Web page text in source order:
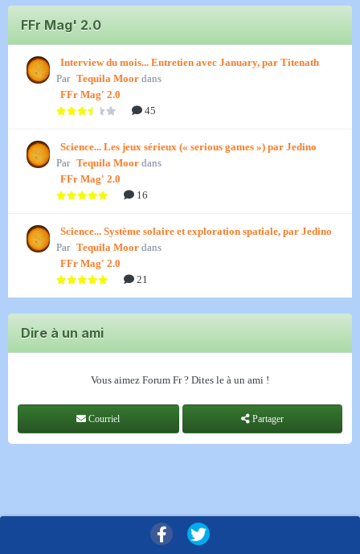
FFr Mag' 2.0
Interview du mois... Entretien avec January, par Titenath
Par Tequila Moor dans
FFr Mag' 2.0
45
Science... Les jeux sérieux (« serious games ») par Jedino
Par Tequila Moor dans
FFr Mag' 2.0
16
Science... Système solaire et exploration spatiale, par Jedino
Par Tequila Moor dans
FFr Mag' 2.0
21
Dire à un ami
Vous aimez Forum Fr ? Dites le à un ami !
Courriel Partager